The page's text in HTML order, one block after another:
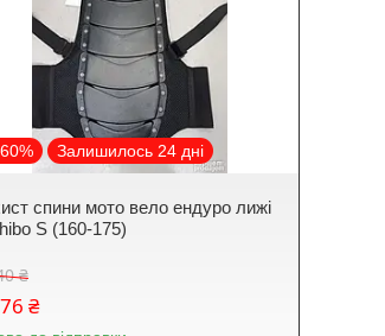
Залишилось 24 дні
спини мото вело ендуро лижі
S (160-175)
₴
₴